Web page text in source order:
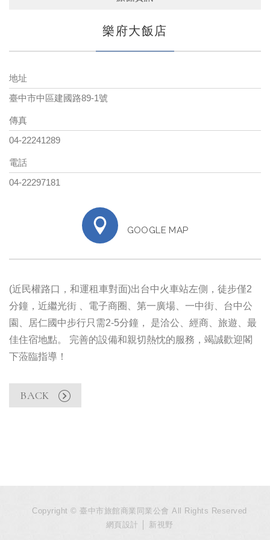
樂府大飯店
地址
臺中市中區建國路89-1號
傳真
04-22241289
電話
04-22297181
GOOGLE MAP
(近民權路口，和運租車對面)出台中火車站左側，徒步僅2
分鐘，近繼光街 、電子商圈、第一廣場、一中街、台中公
園、居仁國中步行只需2-5分鐘， 是洽公、經商、旅遊、最
佳住宿地點。 完善的設備和親切熱忱的服務，竭誠歡迎閣
下蒞臨指導！
BACK
Copyright © 臺中市旅館商業同業公會 All Rights Reserved
網頁設計
│ 新視野